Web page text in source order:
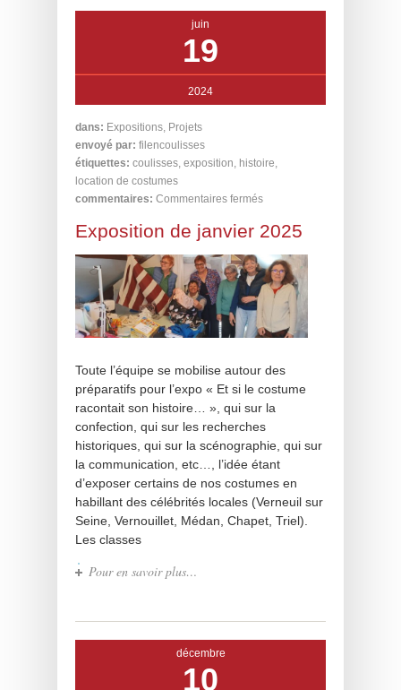
juin
19
2024
dans: Expositions, Projets
envoyé par: filencoulisses
étiquettes: coulisses, exposition, histoire,
location de costumes
commentaires: Commentaires fermés
Exposition de janvier 2025
Toute l’équipe se mobilise autour des
préparatifs pour l’expo « Et si le costume
racontait son histoire… », qui sur la
confection, qui sur les recherches
historiques, qui sur la scénographie, qui sur
la communication, etc…, l’idée étant
d’exposer certains de nos costumes en
habillant des célébrités locales (Verneuil sur
Seine, Vernouillet, Médan, Chapet, Triel).
Les classes
Pour en savoir plus…
décembre
10